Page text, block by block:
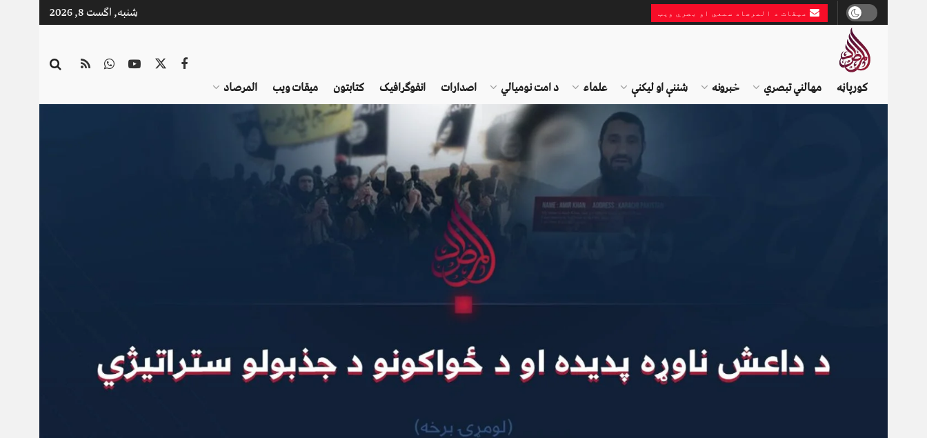
میقات د المرصاد سمعي او بصري ویب شنبه, اگست 8, 2026
کورپاڼه مهالني تبصري خبرونه شننې او لیکنې علماء د امت نومیالي اصدارات انفوګرافیک کتابتون میقات ویب المرصاد